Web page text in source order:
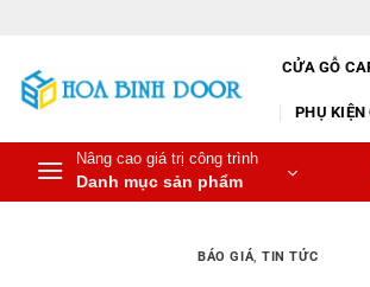
nội
dung
CỬA GỖ
PHỤ KIỆN
Nâng cao giá trị công trình
Danh mục sản phẩm
BÁO GIÁ,TIN TỨC